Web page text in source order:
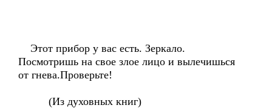
Этот прибор у вас есть. Зеркало.
Посмотришь на свое злое лицо и вылечишься
от гнева.Проверьте!
(Из духовных книг)